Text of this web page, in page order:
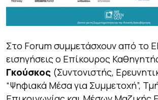
Στο Forum συμμετάσχουν από το
εισηγήσεις ο Επίκουρος
Γκούσκος (Συντονιστής,
“Ψηφιακά Μέσα για Συμμετοχή”,